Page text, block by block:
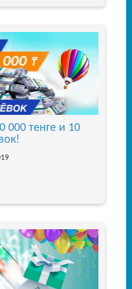
000 тенге и 10